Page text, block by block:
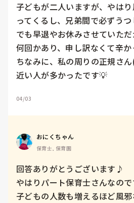
子どもが二人いますが、やは
ってくるし、兄弟間で必ずう
でも早退やお休みさせていた
何回かあり、申し訳なくて辛
ちなみに、私の周りの正規さ
近い人が多かったです💡
04/03
おにくちゃん
保育士, 保育園
回答ありがとうございます♪
やはりパート保育士さんなので
子どもの人数も増えるほど風